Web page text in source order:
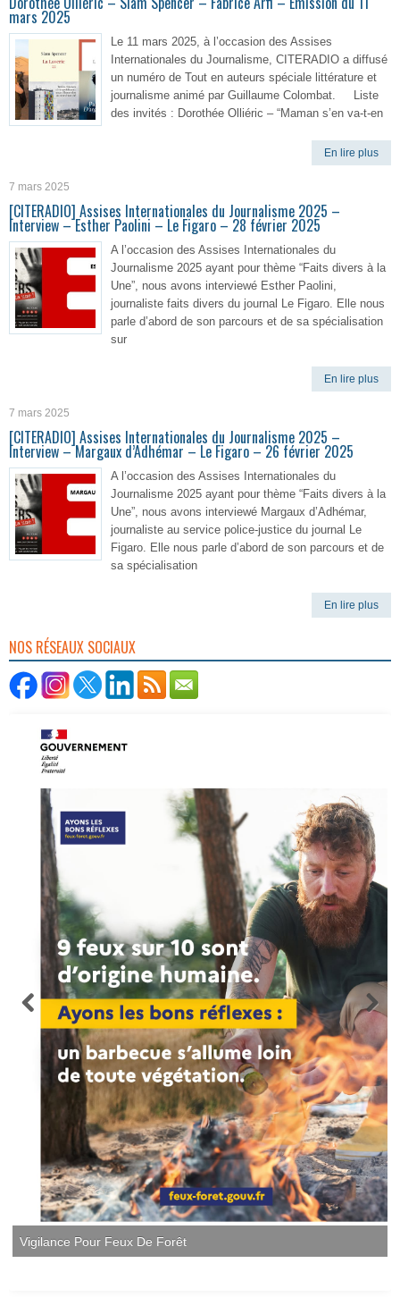
mars 2025
Le 11 mars 2025, à l’occasion des Assises
Internationales du Journalisme, CITERADIO a diffusé
un numéro de Tout en auteurs spéciale littérature et
journalisme animé par Guillaume Colombat. Liste
des invités : Dorothée Olliéric – “Maman s’en va-t-en
En lire plus
7 mars 2025
[CITERADIO] Assises Internationales du Journalisme 2025 –
Interview – Esther Paolini – Le Figaro – 28 février 2025
A l’occasion des Assises Internationales du
Journalisme 2025 ayant pour thème “Faits divers à la
Une”, nous avons interviewé Esther Paolini,
journaliste faits divers du journal Le Figaro. Elle nous
parle d’abord de son parcours et de sa spécialisation
sur
En lire plus
7 mars 2025
[CITERADIO] Assises Internationales du Journalisme 2025 –
Interview – Margaux d’Adhémar – Le Figaro – 26 février 2025
A l’occasion des Assises Internationales du
Journalisme 2025 ayant pour thème “Faits divers à la
Une”, nous avons interviewé Margaux d’Adhémar,
journaliste au service police-justice du journal Le
Figaro. Elle nous parle d’abord de son parcours et de
sa spécialisation
En lire plus
NOS RÉSEAUX SOCIAUX
Vigilance Pour Feux De Forêt